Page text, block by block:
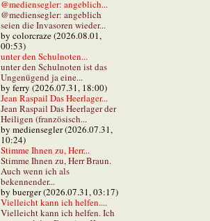
@mediensegler: angeblich...
@mediensegler: angeblich
seien die Invasoren wieder...
by colorcraze (2026.08.01,
00:53)
unter den Schulnoten...
unter den Schulnoten ist das
Ungenügend ja eine...
by ferry (2026.07.31, 18:00)
Jean Raspail Das Heerlager...
Jean Raspail Das Heerlager der
Heiligen (französisch...
by mediensegler (2026.07.31,
10:24)
Stimme Ihnen zu, Herr...
Stimme Ihnen zu, Herr Braun.
Auch wenn ich als
bekennender...
by buerger (2026.07.31, 03:17)
Vielleicht kann ich helfen....
Vielleicht kann ich helfen. Ich